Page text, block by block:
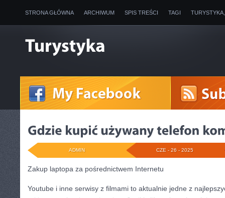
STRONA GŁÓWNA ARCHIWUM SPIS TREŚCI TAGI
CZE - 26 - 2025
ADMIN
Zakup laptopa za pośrednictwem Internetu
Youtube i inne serwisy z filmami to aktualnie jedne z